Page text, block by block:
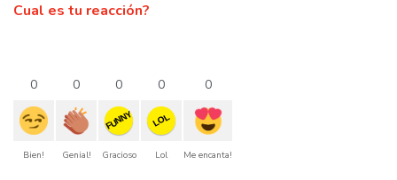
Cual es tu reacción?
0
Bien!
0
Genial!
0
FUNNY
Gracioso
0
LOL
Lol
0
Me encanta!